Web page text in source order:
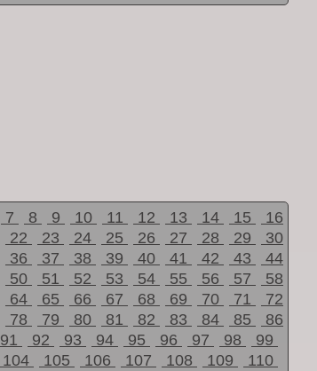
7 8 9 10 11 12 13 14 15
16
22 23 24 25 26 27 28 29
30
36 37 38 39 40 41 42 43
44
50 51 52 53 54 55 56 57
58
64 65 66 67 68 69 70 71
72
78 79 80 81 82 83 84 85
86
91 92 93 94 95 96 97 98
99
104 105 106 107 108 109
110